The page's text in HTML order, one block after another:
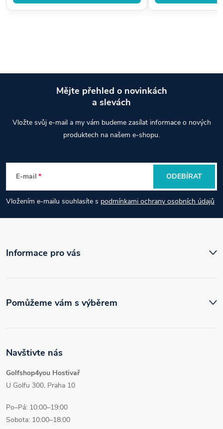
p
a
t
Mějte přehled o novinkách
a slevách
Vložte svůj e-mail a my vám budeme zasílat informace o nových
produktech na našem e-shopu.
E-mail
Vložením e-mailu souhlasíte s podmínkami ochrany osobních údajů
ODEBÍRAT
Informace pro vás
Navštivte nás
Golfshop4you Hostivař
U Golfu 300, Praha 10
Po–Pá: 10:00–19:00
Sobota: 10:00–18:00
Pomůžeme vám s výběrem